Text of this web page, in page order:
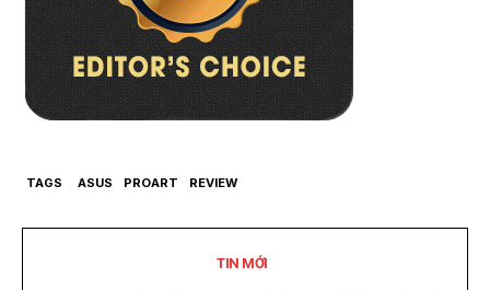
TAGS ASUS PROART REVIEW
TIN MỚI